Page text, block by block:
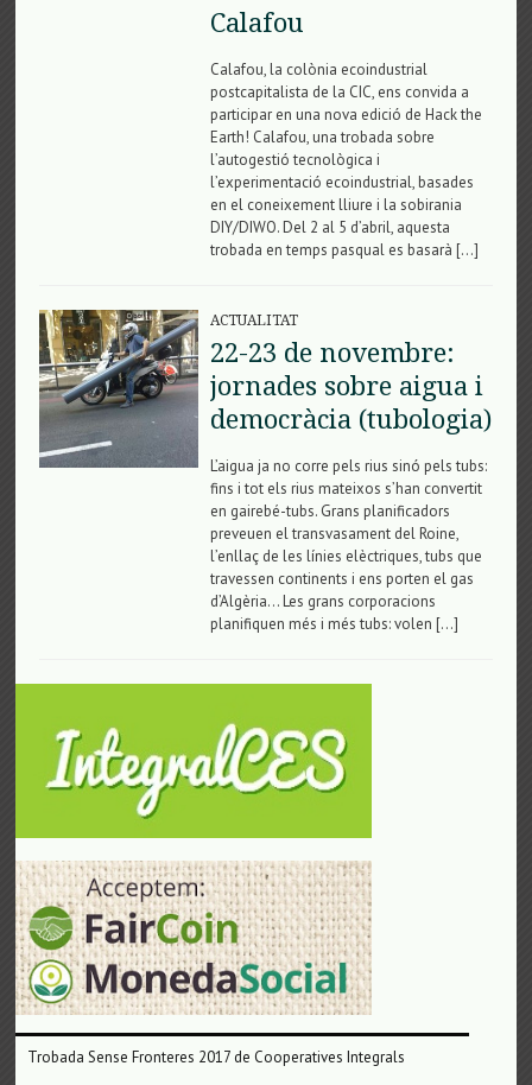
Calafou
Calafou, la colònia ecoindustrial
postcapitalista de la CIC, ens convida a
participar en una nova edició de Hack the
Earth! Calafou, una trobada sobre
l’autogestió tecnològica i
l’experimentació ecoindustrial, basades
en el coneixement lliure i la sobirania
DIY/DIWO. Del 2 al 5 d’abril, aquesta
trobada en temps pasqual es basarà […]
ACTUALITAT
22-23 de novembre:
jornades sobre aigua i
democràcia (tubologia)
L’aigua ja no corre pels rius sinó pels tubs:
fins i tot els rius mateixos s’han convertit
en gairebé-tubs. Grans planificadors
preveuen el transvasament del Roine,
l’enllaç de les línies elèctriques, tubs que
travessen continents i ens porten el gas
d’Algèria… Les grans corporacions
planifiquen més i més tubs: volen […]
Trobada Sense Fronteres 2017 de Cooperatives Integrals